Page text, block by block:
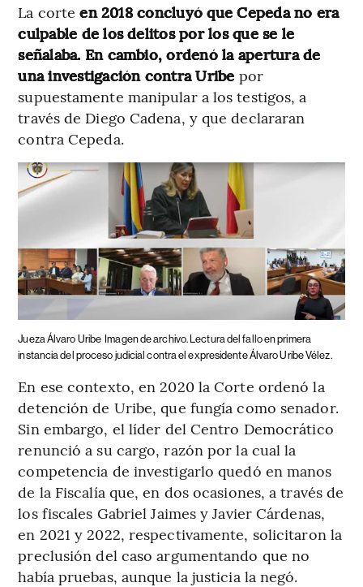
La corteen 2018 concluyó que Cepeda no era
culpable de los delitos por los que se le
señalaba. En cambio, ordenó la apertura de
una investigación contra Uribe por
supuestamente manipular a los testigos, a
través de Diego Cadena, y que declararan
contra Cepeda.
Jueza Álvaro Uribe Imagen de archivo. Lectura del fallo en primera
instancia del proceso judicial contra el expresidente Álvaro Uribe Vélez.
En ese contexto, en 2020 la Corte ordenó la
detención de Uribe, que fungía como senador.
Sin embargo, el líder del Centro Democrático
renunció a su cargo, razón por la cual la
competencia de investigarlo quedó en manos
de la Fiscalía que, en dos ocasiones, a través de
los fiscales Gabriel Jaimes y Javier Cárdenas,
en 2021 y 2022, respectivamente, solicitaron la
preclusión del caso argumentando que no
había pruebas, aunque la justicia la negó.